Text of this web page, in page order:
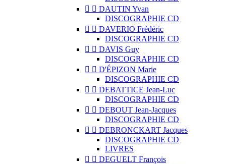
  DAUTIN Yvan
DISCOGRAPHIE CD
  DAVERIO Frédéric
DISCOGRAPHIE CD
  DAVIS Guy
DISCOGRAPHIE CD
  D'ÉPIZON Marie
DISCOGRAPHIE CD
  DEBATTICE Jean-Luc
DISCOGRAPHIE CD
  DEBOUT Jean-Jacques
DISCOGRAPHIE CD
  DEBRONCKART Jacques
DISCOGRAPHIE CD
LIVRES
  DEGUELT François